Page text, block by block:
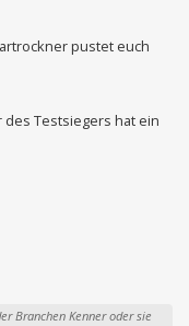
pustet euch
des Testsiegers hat ein
Branchen Kenner oder sie